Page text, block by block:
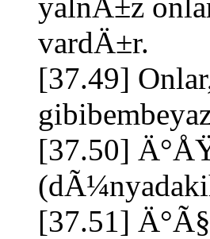
vardÄ±r.
[37.49]
[37.50]
[37.51]